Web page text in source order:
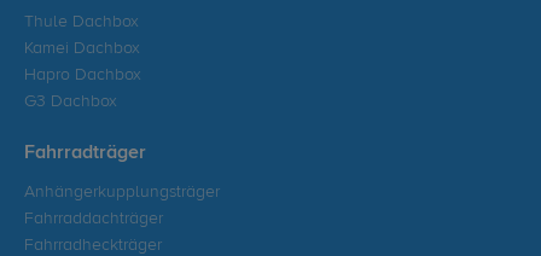
Thule Dachbox
Kamei Dachbox
Hapro Dachbox
G3 Dachbox
Fahrradträger
Anhängerkupplungsträger
Fahrraddachträger
Fahrradheckträger